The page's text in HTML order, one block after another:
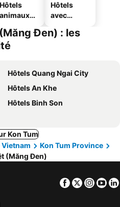
Hôtels
animaux
Hôtels
avec
Đen) : les
Hôtels Quang Ngai City
Hôtels An Khe
Hôtels Binh Son
Kon Tum
Vietnam
Kon Tum Province
(Măng Đen)
Facebook
Twitter